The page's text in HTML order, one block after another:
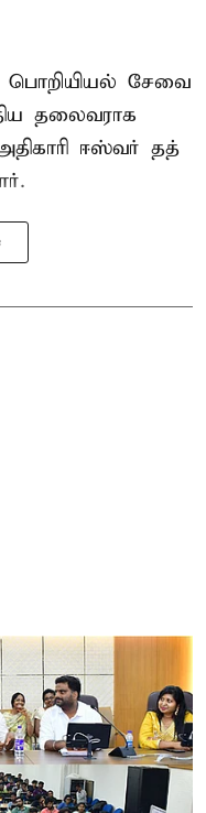
பொறியியல் சேவை
தலைவராக
ஈஸ்வர் தத்